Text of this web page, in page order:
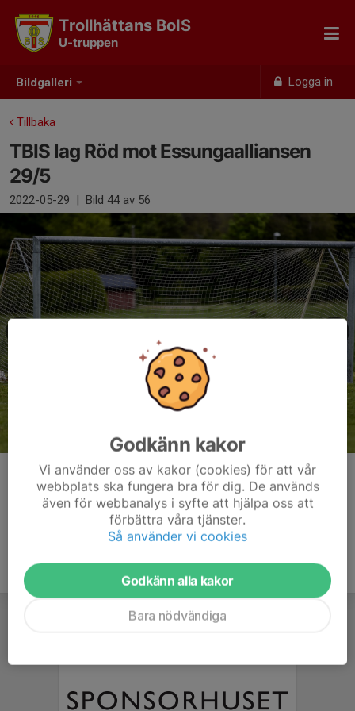
Bildgalleri Logga in
Trollhättans BoIS
U-truppen
Tillbaka
TBIS lag Röd mot Essungaalliansen
29/5
2022-05-29 | Bild 44av 56
Kommentarer
Godkänn kakor
Vi använder oss av kakor (cookies) för att vår
webbplats ska fungera bra för dig. De används
även för webbanalys i syfte att hjälpa oss att
förbättra våra tjänster.
Så använder vi cookies
Godkänn alla kakor
Bara nödvändiga